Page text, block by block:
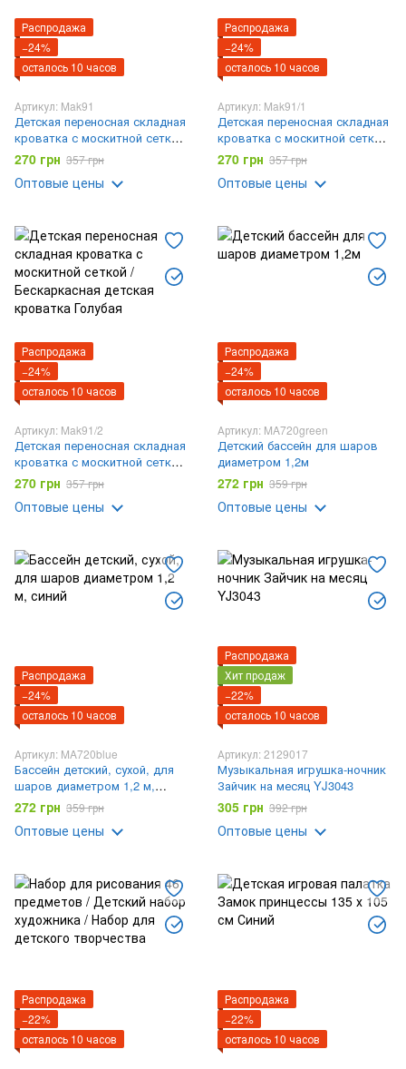
Распродажа
−24%
осталось 10 часов
Артикул: Mak91
Детская переносная складная
кроватка с москитной сеткой
/ Бескаркасная детская
кроватка
270 грн 357 грн
Оптовые цены
Распродажа
−24%
осталось 10 часов
Артикул: Mak91/1
Детская переносная складная
кроватка с москитной сеткой
/ Бескаркасная детская
кроватка Розовая
270 грн 357 грн
Оптовые цены
Распродажа
−24%
осталось 10 часов
Артикул: Mak91/2
Детская переносная складная
кроватка с москитной сеткой
/ Бескаркасная детская
кроватка Голубая
270 грн 357 грн
Оптовые цены
Распродажа
−24%
осталось 10 часов
Артикул: MA720green
Детский бассейн для шаров
диаметром 1,2м
272 грн 359 грн
Оптовые цены
Распродажа
−24%
осталось 10 часов
Артикул: MA720blue
Бассейн детский, сухой, для
шаров диаметром 1,2 м,
синий
272 грн 359 грн
Оптовые цены
Распродажа
Хит продаж
−22%
осталось 10 часов
Артикул: 2129017
Музыкальная игрушка-ночник
Зайчик на месяц YJ3043
305 грн 392 грн
Оптовые цены
Распродажа
−22%
осталось 10 часов
Распродажа
−22%
осталось 10 часов